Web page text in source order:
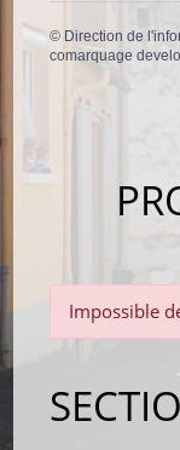
© Direction de
comarquage
Impossible